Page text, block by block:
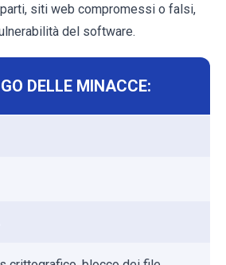
siti web compromessi o falsi,
del software.
DELLE MINACCE: